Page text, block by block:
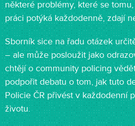
některé problémy, které se
práci potýká každodenně, zdají
Sborník sice na řadu otázek
– ale může posloužit jako
chtějí o community policing
podpořit debatu o tom, jak tuto
Policie ČR přivést v každodenní
životu.